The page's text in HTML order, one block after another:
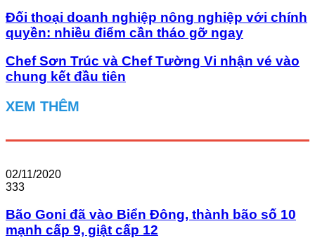
Đối thoại doanh nghiệp nông nghiệp với chính
quyền: nhiều điểm cần tháo gỡ ngay
Chef Sơn Trúc và Chef Tường Vi nhận vé vào
chung kết đầu tiên
XEM THÊM
02/11/2020
333
Bão Goni đã vào Biển Đông, thành bão số 10
mạnh cấp 9, giật cấp 12